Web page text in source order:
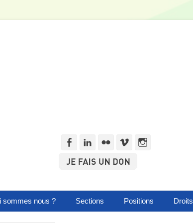
FacebookLinkedln
FlickrVimeoInstagram
sommes nous ? Sections Positions Droits